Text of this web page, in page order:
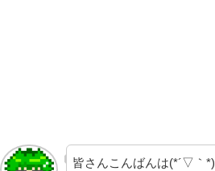
皆さんこんばんは(*´▽｀*)